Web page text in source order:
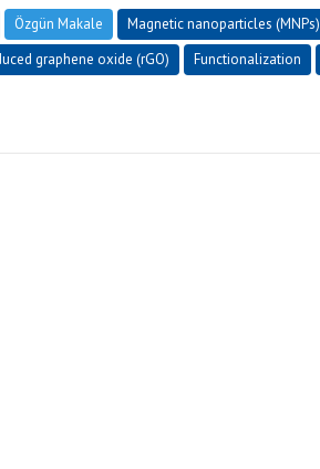
Özgün Makale
Magnetic nanoparticles (MNPs)
graphene oxide (rGO) Functionalization